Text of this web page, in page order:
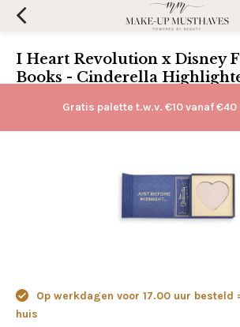
Gratis palette t.w.v. €10 vanaf
I Heart Revolution x Disney
Books - Cinderella
Op werkdagen voor 17.00 uur besteld
huis